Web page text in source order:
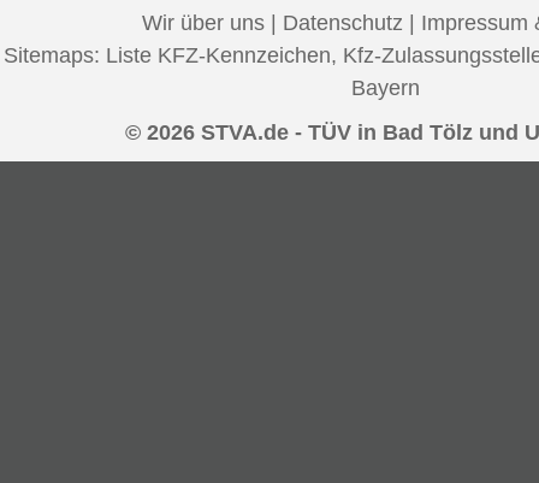
Wir über uns Datenschutz
Impressum
Sitemaps: Liste KFZ-Kennzeichen, Kfz-
Bayern
© 2026 STVA.de - TÜV in Bad Tölz und